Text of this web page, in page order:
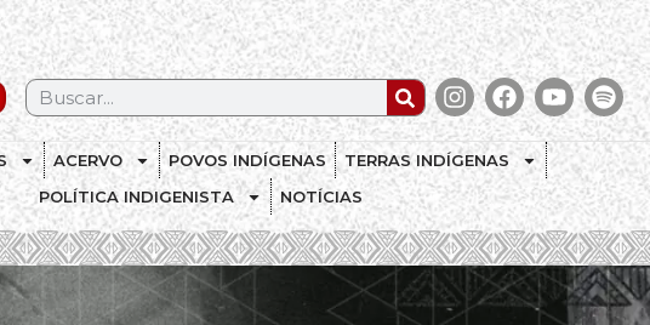
ACERVO POVOS INDÍGENAS
TERRAS INDÍGENAS
POLÍTICA INDIGENISTA
NOTÍCIAS